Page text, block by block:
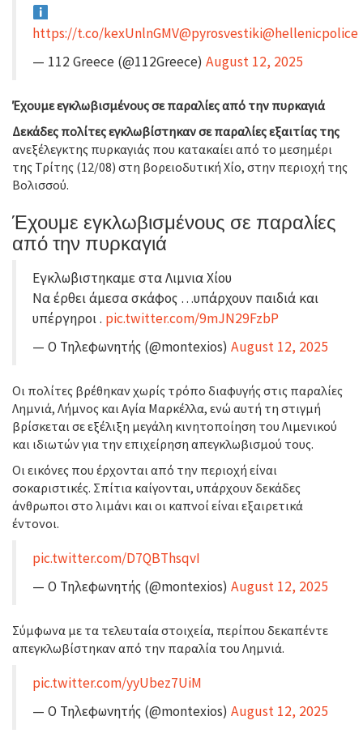
https://t.co/kexUnlnGMV@pyrosvestiki@hellenicpolice
— 112 Greece (@112Greece) August 12, 2025
Έχουμε εγκλωβισμένους σε παραλίες από την πυρκαγιά
Δεκάδες πολίτες εγκλωβίστηκαν σε παραλίες εξαιτίας της
ανεξέλεγκτης πυρκαγιάς που κατακαίει από το μεσημέρι
της Τρίτης (12/08) στη βορειοδυτική Χίο, στην περιοχή της
Βολισσού.
Έχουμε εγκλωβισμένους σε παραλίες
από την πυρκαγιά
Εγκλωβιστηκαμε στα Λιμνια Χίου
Να έρθει άμεσα σκάφος …υπάρχουν παιδιά και
υπέργηροι . pic.twitter.com/9mJN29FzbP
— Ο Τηλεφωνητής (@montexios) August 12, 2025
Οι πολίτες βρέθηκαν χωρίς τρόπο διαφυγής στις παραλίες
Λημνιά, Λήμνος και Αγία Μαρκέλλα, ενώ αυτή τη στιγμή
βρίσκεται σε εξέλιξη μεγάλη κινητοποίηση του Λιμενικού
και ιδιωτών για την επιχείρηση απεγκλωβισμού τους.
Οι εικόνες που έρχονται από την περιοχή είναι
σοκαριστικές. Σπίτια καίγονται, υπάρχουν δεκάδες
άνθρωποι στο λιμάνι και οι καπνοί είναι εξαιρετικά
έντονοι.
pic.twitter.com/D7QBThsqvI
— Ο Τηλεφωνητής (@montexios) August 12, 2025
Σύμφωνα με τα τελευταία στοιχεία, περίπου δεκαπέντε
απεγκλωβίστηκαν από την παραλία του Λημνιά.
pic.twitter.com/yyUbez7UiM
— Ο Τηλεφωνητής (@montexios) August 12, 2025